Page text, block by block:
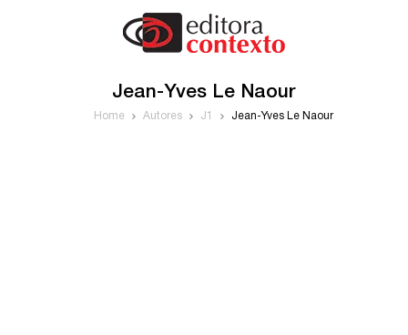
Jean-Yves Le Naour
Home Autores J1 Jean-Yves Le Naour